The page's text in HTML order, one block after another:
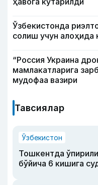
Ўзбекистонда
солиш учун алоҳида
“Россия Украина
мамлакатларига
мудофаа вазири
Тавсиялар
Ўзбекистон
Тошкентда
бўйича 6 кишига